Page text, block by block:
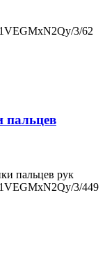
3/62
пальцев
пальцев рук
3/449